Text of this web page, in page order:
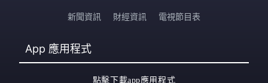
新聞資訊 財經資訊 電視節目表
App 應用程式
點擊下載app應用程式